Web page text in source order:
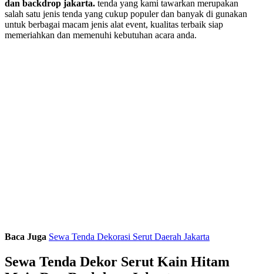
dan backdrop jakarta. tenda yang kami tawarkan merupakan
salah satu jenis tenda yang cukup populer dan banyak di gunakan
untuk berbagai macam jenis alat event, kualitas terbaik siap
memeriahkan dan memenuhi kebutuhan acara anda.
Baca Juga Sewa Tenda Dekorasi Serut Daerah Jakarta
Sewa Tenda Dekor Serut Kain Hitam